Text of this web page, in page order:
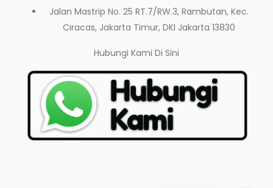
Jalan Mastrip No. 25 RT.7/RW.3, Rambutan, Kec.
Ciracas, Jakarta Timur, DKI Jakarta 13830
Hubungi Kami Di Sini